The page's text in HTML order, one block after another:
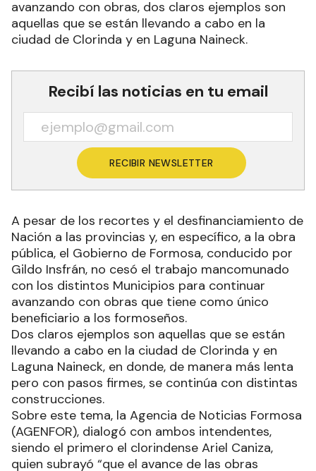
avanzando con obras, dos claros ejemplos son
aquellas que se están llevando a cabo en la
ciudad de Clorinda y en Laguna Naineck.
Recibí las noticias en tu email
RECIBIR NEWSLETTER
A pesar de los recortes y el desfinanciamiento de
Nación a las provincias y, en específico, a la obra
pública, el Gobierno de Formosa, conducido por
Gildo Insfrán, no cesó el trabajo mancomunado
con los distintos Municipios para continuar
avanzando con obras que tiene como único
beneficiario a los formoseños.
Dos claros ejemplos son aquellas que se están
llevando a cabo en la ciudad de Clorinda y en
Laguna Naineck, en donde, de manera más lenta
pero con pasos firmes, se continúa con distintas
construcciones.
Sobre este tema, la Agencia de Noticias Formosa
(AGENFOR), dialogó con ambos intendentes,
siendo el primero el clorindense Ariel Caniza,
quien subrayó “que el avance de las obras